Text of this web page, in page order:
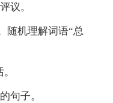
议。
随机理解词语“总
句子。